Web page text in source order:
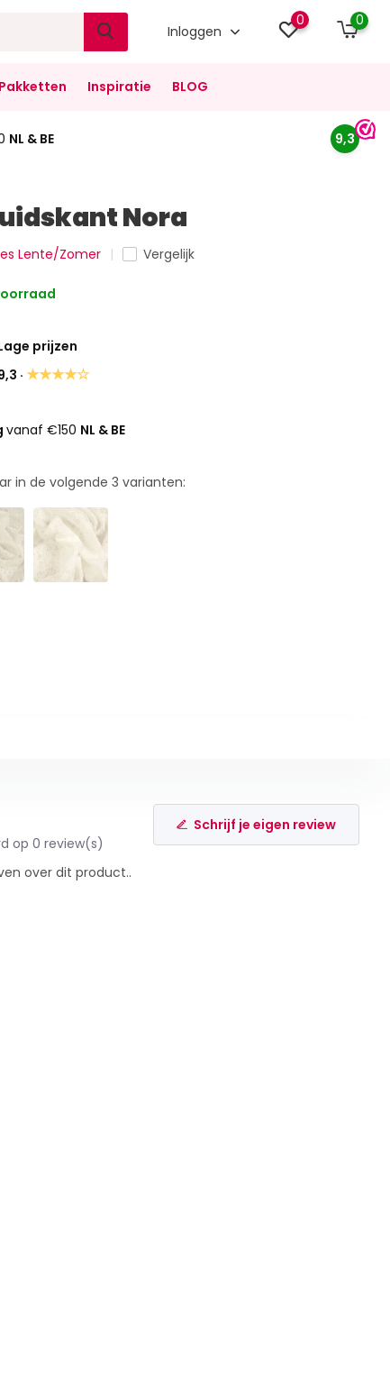
Inloggen
0 0
Pakketten Inspiratie BLOG
NL & BE 9,3
Nora
Lente/Zomer Vergelijk
prijzen
·★★★★☆
vanaf €150 NL & BE
in de volgende3 varianten:
op 0 review(s)
Schrijf je eigen review
over dit product..